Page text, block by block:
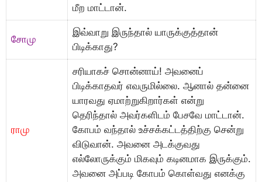
மீற மாட்டான்.
சோமு
இவ்வாறு இருந்தால் யாருக்குத்தான்
பிடிக்காது?
ராமு
சரியாகச் சொன்னாய்! அவனைப்
பிடிக்காதவர் எவருமில்லை. ஆனால் தன்னை
யாரவது ஏமாற்றுகிறார்கள் என்று
தெரிந்தால் அவர்களிடம் பேசவே மாட்டான்.
கோபம் வந்தால் உச்சக்கட்டத்திற்கு சென்று
விடுவான். அவனை அடக்குவது
எல்லோருக்கும் மிகவும் கடினமாக இருக்கும்.
அவனை அப்படி கோபம் கொள்வது எனக்கு